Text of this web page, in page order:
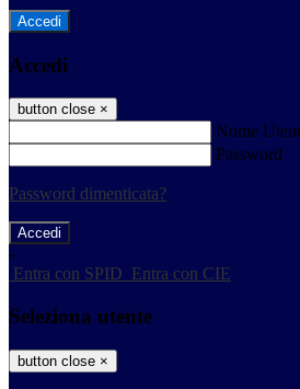
Accedi
Accedi
button close ×
Nome
Password
Password dimenticata?
-
Entra con SPID Entra con CIE
Seleziona utente
button close ×